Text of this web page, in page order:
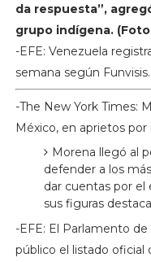
da respuesta”,
grupo indígena.
-EFE: Venezuela
semana según Funvisis.
-The New York Times:
México, en aprietos
Morena llegó al
defender a los
dar cuentas por el
sus figuras
-EFE: El Parlamento
público el listado oficial